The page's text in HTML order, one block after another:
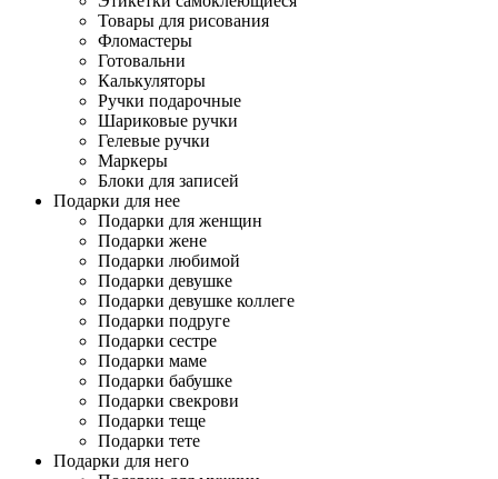
Товары для рисования
Фломастеры
Готовальни
Калькуляторы
Ручки подарочные
Шариковые ручки
Гелевые ручки
Маркеры
Блоки для записей
Подарки для нее
Подарки для женщин
Подарки жене
Подарки любимой
Подарки девушке
Подарки девушке коллеге
Подарки подруге
Подарки сестре
Подарки маме
Подарки бабушке
Подарки свекрови
Подарки теще
Подарки тете
Подарки для него